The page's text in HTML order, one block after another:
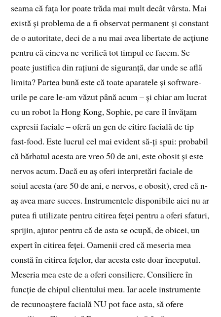
seama că fața lor poate trăda mai mult decât vârsta. Mai
există și problema de a fi observat permanent și constant
de o autoritate, deci de a nu mai avea libertate de acțiune
pentru că cineva ne verifică tot timpul ce facem. Se
poate justifica din rațiuni de siguranță, dar unde se află
limita? Partea bună este că toate aparatele și software-
urile pe care le-am văzut până acum – și chiar am lucrat
cu un robot la Hong Kong, Sophie, pe care îl învățam
expresii faciale – oferă un gen de citire facială de tip
fast-food. Este lucrul cel mai evident să-ți spui: probabil
că bărbatul acesta are vreo 50 de ani, este obosit și este
nervos acum. Dacă eu aș oferi interpretări faciale de
soiul acesta (are 50 de ani, e nervos, e obosit), cred că n-
aș avea mare succes. Instrumentele disponibile aici nu ar
putea fi utilizate pentru citirea feței pentru a oferi sfaturi,
sprijin, ajutor pentru că de asta se ocupă, de obicei, un
expert în citirea feței. Oamenii cred că meseria mea
constă în citirea fețelor, dar acesta este doar începutul.
Meseria mea este de a oferi consiliere. Consiliere în
funcție de chipul clientului meu. Iar acele instrumente
de recunoaștere facială NU pot face asta, să ofere